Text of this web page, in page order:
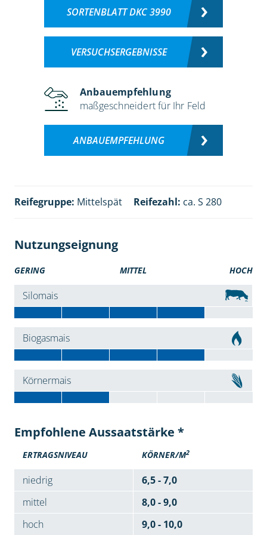
SORTENBLATT DKC 3990
VERSUCHSERGEBNISSE
Anbauempfehlung
maßgeschneidert für Ihr Feld
ANBAUEMPFEHLUNG
Reifegruppe: Mittelspät Reifezahl: ca. S 280
Nutzungseignung
GERING MITTEL HOCH
Silomais
Biogasmais
Körnermais
Empfohlene Aussaatstärke *
ERTRAGSNIVEAU KÖRNER/M2
niedrig
6,5 - 7,0
mittel
8,0 - 9,0
hoch
9,0 - 10,0